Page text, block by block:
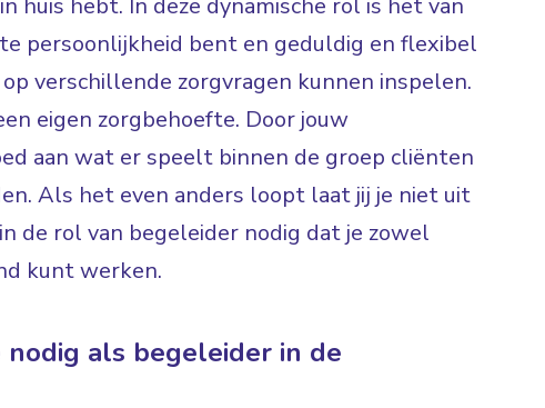
huis hebt. In deze dynamische rol is het van
persoonlijkheid bent en geduldig en flexibel
verschillende zorgvragen kunnen inspelen.
eigen zorgbehoefte. Door jouw
aan wat er speelt binnen de groep cliënten
Als het even anders loopt laat jij je niet uit
de rol van begeleider nodig dat je zowel
kunt werken.
als begeleider in de